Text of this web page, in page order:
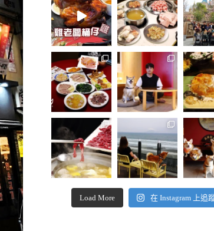
Load More 在 Instagram 上追